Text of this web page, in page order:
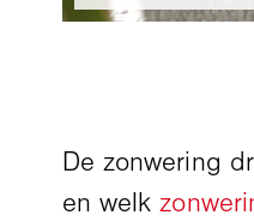
De zonwering
en welk